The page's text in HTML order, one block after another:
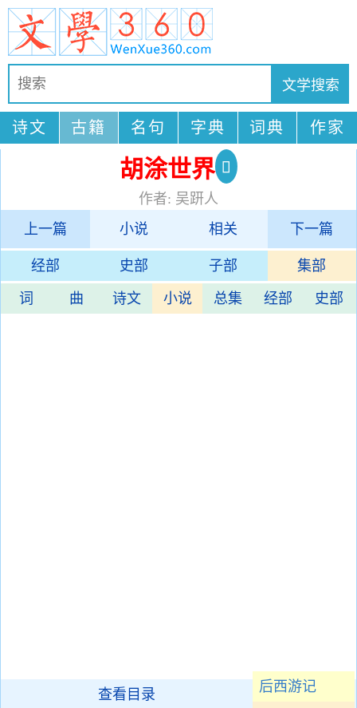
诗文 古籍 名句 字典 词典 作家
胡涂世界
作者: 吴趼人
上一篇
小说 相关 下一篇
经部 史部 子部 集部
词 曲 诗文 小说 总集 经部 史部
后西游记
查看目录